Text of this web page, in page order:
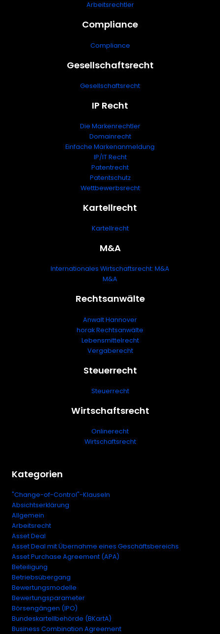
Arbeitsrechtler
Compliance
Compliance
Gesellschaftsrecht
Gesellschaftsrecht
IP Recht
Die Markenrechtler
Domainrecht
Einfache Markenanmeldung
IP/IT Recht
Patentrecht
Patentschutz
Wettbewerbsrecht
Kartellrecht
Kartellrecht
M&A
Internationales Wirtschaftsrecht: M&A
M&A
Rechtsanwälte
Anwalt Hannover
horak Rechtsanwälte
Lebensmittelrecht
Vergaberecht
Steuerrecht
Steuerrecht
Wirtschaftsrecht
Onlinerecht
Wirtschaftsrecht
Kategorien
"Change-of-Control"-Klauseln
Absichtserklärung
Allgemein
Arbeitsrecht
Asset Deal
Asset Deal mit Übernahme eines Geschäftsbereichs
Asset Purchase Agreement (APA)
Beteiligung
Betriebsübergang
Bewertungsmodelle
Bewertungsparameter
Börsengängen (IPO)
Bundeskartellbehörde (BKartA)
Business Combination Agreement